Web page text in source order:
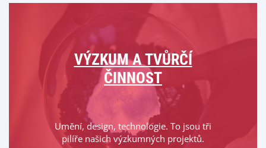
VÝZKUM A TVŮRČÍ
ČINNOST
Umění, design, technologie. To jsou tři
pilíře našich výzkumných projektů.